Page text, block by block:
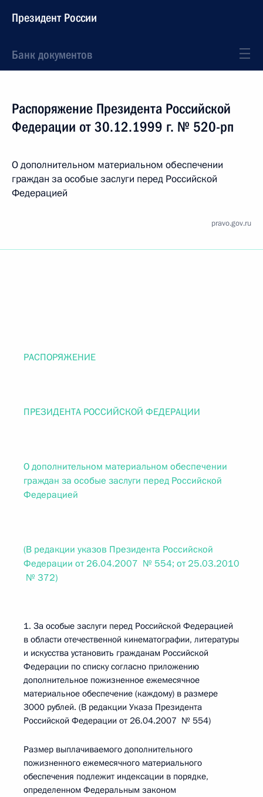
Президент России
Банк документов
Распоряжение Президента Российской
Федерации от 30.12.1999 г. № 520-рп
О дополнительном материальном обеспечении
граждан за особые заслуги перед Российской
Федерацией
pravo.gov.ru
РАСПОРЯЖЕНИЕ
ПРЕЗИДЕНТА РОССИЙСКОЙ ФЕДЕРАЦИИ
О дополнительном материальном обеспечении
граждан за особые заслуги перед Российской
Федерацией
(В редакции указов Президента Российской
Федерации от 26.04.2007 № 554; от 25.03.2010
№ 372)
1. За особые заслуги перед Российской Федерацией
в области отечественной кинематографии, литературы
и искусства установить гражданам Российской
Федерации по списку согласно приложению
дополнительное пожизненное ежемесячное
материальное обеспечение (каждому) в размере
3000 рублей. (В редакции Указа Президента
Российской Федерации от 26.04.2007 № 554)
Размер выплачиваемого дополнительного
пожизненного ежемесячного материального
обеспечения подлежит индексации в порядке,
определенном Федеральным законом